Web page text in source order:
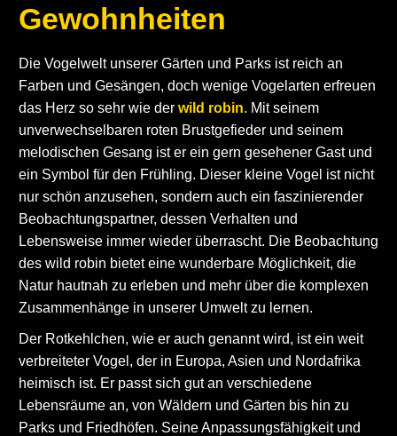
Gewohnheiten
Die Vogelwelt unserer Gärten und Parks ist reich an
Farben und Gesängen, doch wenige Vogelarten erfreuen
das Herz so sehr wie der wild robin. Mit seinem
unverwechselbaren roten Brustgefieder und seinem
melodischen Gesang ist er ein gern gesehener Gast und
ein Symbol für den Frühling. Dieser kleine Vogel ist nicht
nur schön anzusehen, sondern auch ein faszinierender
Beobachtungspartner, dessen Verhalten und
Lebensweise immer wieder überrascht. Die Beobachtung
des wild robin bietet eine wunderbare Möglichkeit, die
Natur hautnah zu erleben und mehr über die komplexen
Zusammenhänge in unserer Umwelt zu lernen.
Der Rotkehlchen, wie er auch genannt wird, ist ein weit
verbreiteter Vogel, der in Europa, Asien und Nordafrika
heimisch ist. Er passt sich gut an verschiedene
Lebensräume an, von Wäldern und Gärten bis hin zu
Parks und Friedhöfen. Seine Anpassungsfähigkeit und